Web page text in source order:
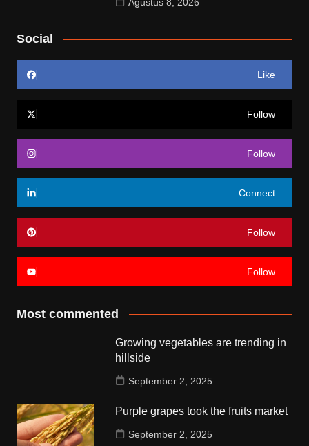
Social
Like
Follow
Follow
Connect
Follow
Follow
Most commented
Growing vegetables are trending in
hillside
September 2, 2025
Purple grapes took the fruits market
September 2, 2025